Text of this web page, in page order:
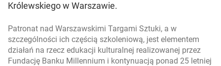
Królewskiego w Warszawie.
Patronat nad Warszawskimi Targami Sztuki, a w
szczególności ich częścią szkoleniową, jest elementem
działań na rzecz edukacji kulturalnej realizowanej przez
Fundację Banku Millennium i kontynuacją ponad 25 letniej